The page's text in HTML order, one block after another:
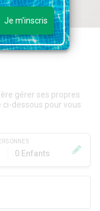
Piscine
gérer ses propres
dessous pour vous
0 Enfants
Je m'inscris